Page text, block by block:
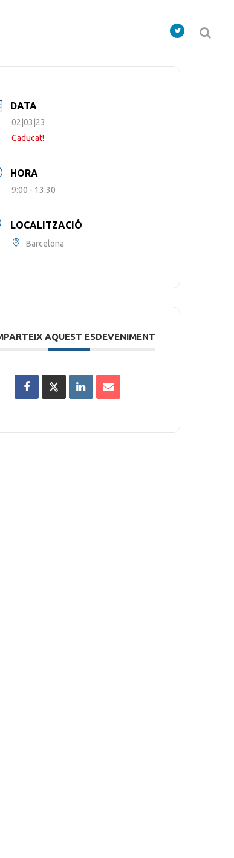
DATA
02|03|23
Caducat!
HORA
9:00 - 13:30
LOCALITZACIÓ
Barcelona
AQUEST ESDEVENIMENT